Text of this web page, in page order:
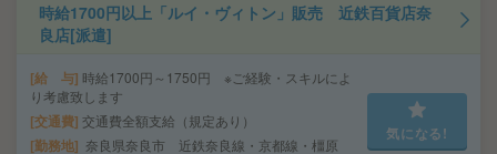
時給1700円以上「ルイ・ヴィトン」販売 近鉄百貨店奈
良店[派遣]
給 与 時給1700円～1750円 ※ご経験・スキルによ
り考慮致します
交通費 交通費全額支給（規定あり）
勤務地
奈良県奈良市 近鉄奈良線・京都線・橿原
気になる!